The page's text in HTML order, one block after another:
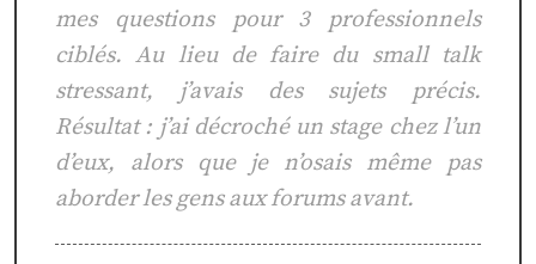
mes questions pour 3 professionnels
ciblés. Au lieu de faire du small talk
stressant, j’avais des sujets précis.
Résultat : j’ai décroché un stage chez l’un
d’eux, alors que je n’osais même pas
aborder les gens aux forums avant.